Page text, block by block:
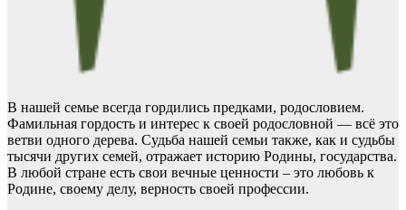
В нашей семье всегда гордились предками, родословием.
Фамильная гордость и интерес к своей родословной — всё это
ветви одного дерева. Судьба нашей семьи также, как и судьбы
тысячи других семей, отражает историю Родины, государства.
В любой стране есть свои вечные ценности – это любовь к
Родине, своему делу, верность своей профессии.